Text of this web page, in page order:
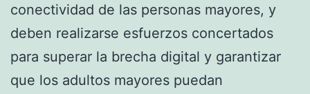
conectividad de las personas mayores, y
deben realizarse esfuerzos concertados
para superar la brecha digital y garantizar
que los adultos mayores puedan